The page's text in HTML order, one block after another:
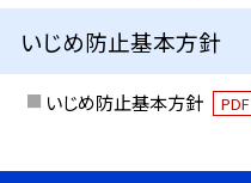
いじめ防止基本方針
いじめ防止基本方針 PDF